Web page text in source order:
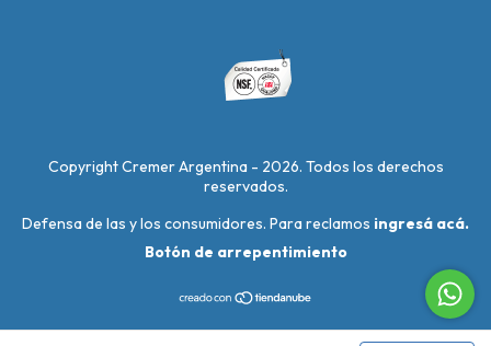
Copyright Cremer Argentina - 2026. Todos los derechos
reservados.
Defensa de las y los consumidores. Para reclamos ingresá acá.
Botón de arrepentimiento